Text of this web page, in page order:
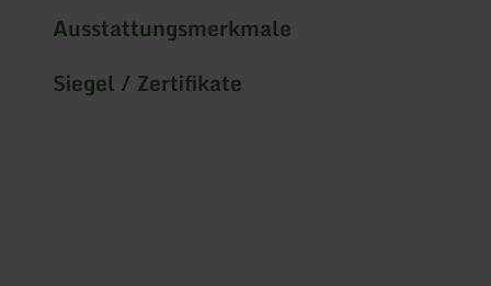
Ausstattungsmerkmale
Siegel / Zertifikate